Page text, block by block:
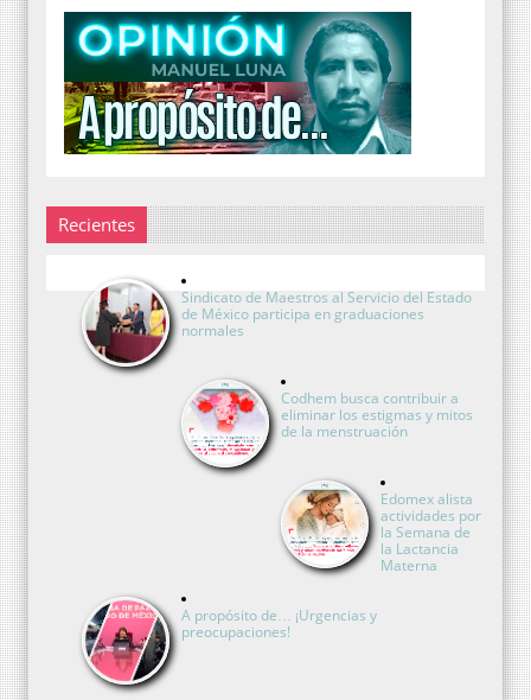
Recientes
Sindicato de Maestros al Servicio del Estado
de México participa en graduaciones
normales
Codhem busca contribuir a
eliminar los estigmas y mitos
de la menstruación
Edomex alista
actividades por
la Semana de
la Lactancia
Materna
A propósito de… ¡Urgencias y
preocupaciones!